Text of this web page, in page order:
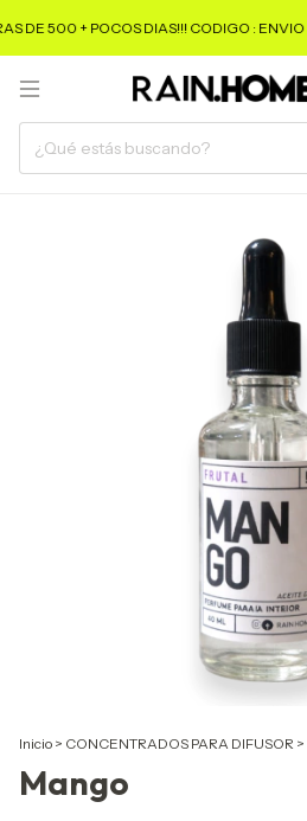
DE 500 + POCOS DIAS!!! CODIGO : ENVIO
Inicio > CONCENTRADOS PARA DIFUSOR >
Mango